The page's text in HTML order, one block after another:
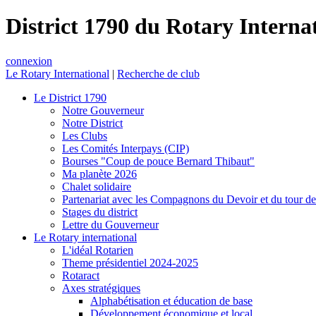
District 1790 du Rotary
connexion
Le Rotary International | Recherche de club
Le District 1790
Notre Gouverneur
Notre District
Les Clubs
Les Comités Interpays (CIP)
Bourses "Coup de pouce Bernard Thibaut"
Ma planète 2026
Chalet solidaire
Partenariat avec les Compagnons du Devoir et du tour
Stages du district
Lettre du Gouverneur
Le Rotary international
L'idéal Rotarien
Theme présidentiel 2024-2025
Rotaract
Axes stratégiques
Alphabétisation et éducation de base
Développement économique et local